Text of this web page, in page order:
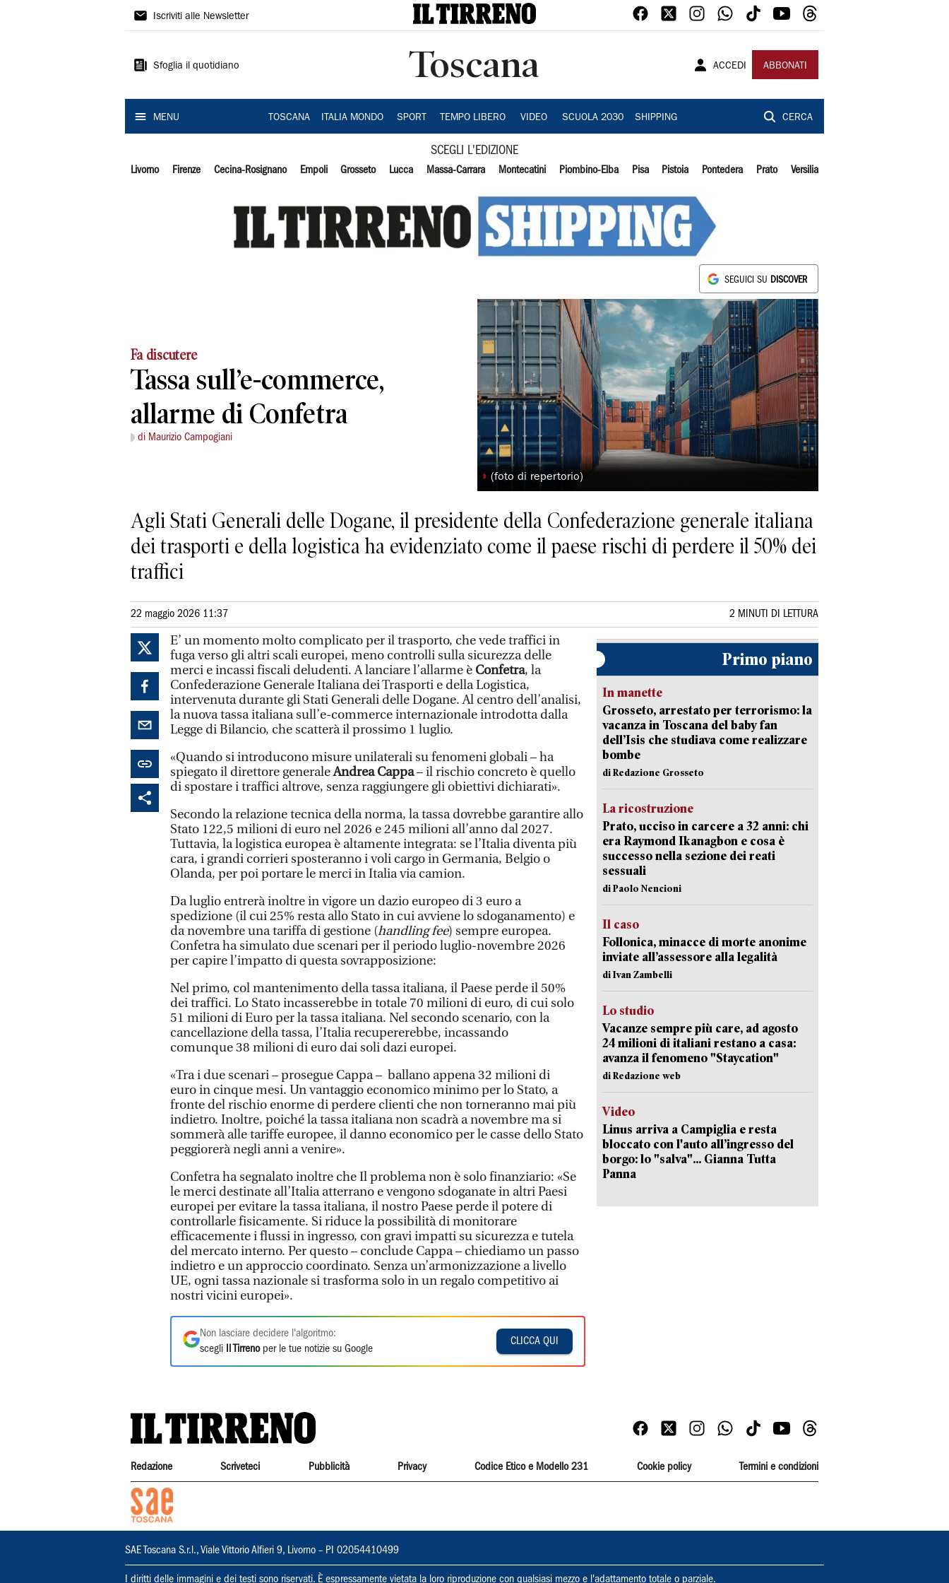
Il
Iscriviti alle Newsletter
Sfoglia il quotidiano Toscana ACCEDI ABBONATI
MENU TOSCANA ITALIA MONDO SPORT TEMPO LIBERO VIDEO SCUOLA 2030 SHIPPING CERCA
SCEGLI L'EDIZIONE
Livorno Firenze Cecina-Rosignano Empoli Grosseto Lucca Massa-Carrara Montecatini Piombino-Elba Pisa Pistoia Pontedera Prato Versilia
SEGUICI SU DISCOVER
Fa discutere
Tassa sull’e-commerce,
allarme di Confetra
di Maurizio Campogiani
◗ (foto di repertorio)
Agli Stati Generali delle Dogane, il presidente della Confederazione generale italiana
dei trasporti e della logistica ha evidenziato come il paese rischi di perdere il 50% dei
traffici
22 maggio 2026 11:37 2 MINUTI DI LETTURA
E’ un momento molto complicato per il trasporto, che vede traffici in
fuga verso gli altri scali europei, meno controlli sulla sicurezza delle
merci e incassi fiscali deludenti. A lanciare l’allarme è Confetra, la
Confederazione Generale Italiana dei Trasporti e della Logistica,
intervenuta durante gli Stati Generali delle Dogane. Al centro dell’analisi,
la nuova tassa italiana sull’e-commerce internazionale introdotta dalla
Legge di Bilancio, che scatterà il prossimo 1 luglio.
«Quando si introducono misure unilaterali su fenomeni globali – ha
spiegato il direttore generaleAndrea Cappa– il rischio concreto è quello
di spostare i traffici altrove, senza raggiungere gli obiettivi dichiarati».
Secondo la relazione tecnica della norma, la tassa dovrebbe garantire allo
Stato 122,5 milioni di euro nel 2026 e 245 milioni all’anno dal 2027.
Tuttavia, la logistica europea è altamente integrata: se l’Italia diventa più
cara, i grandi corrieri sposteranno i voli cargo in Germania, Belgio o
Olanda, per poi portare le merci in Italia via camion.
Da luglio entrerà inoltre in vigore un dazio europeo di 3 euro a
spedizione (il cui 25% resta allo Stato in cui avviene lo sdoganamento) e
da novembre una tariffa di gestione (handling fee) sempre europea.
Confetra ha simulato due scenari per il periodo luglio-novembre 2026
per capire l’impatto di questa sovrapposizione:
Nel primo, col mantenimento della tassa italiana, il Paese perde il 50%
dei traffici. Lo Stato incasserebbe in totale 70 milioni di euro, di cui solo
51 milioni di Euro per la tassa italiana. Nel secondo scenario, con la
cancellazione della tassa, l’Italia recupererebbe, incassando
comunque 38 milioni di euro dai soli dazi europei.
«Tra i due scenari – prosegue Cappa – ballano appena 32 milioni di
euro in cinque mesi. Un vantaggio economico minimo per lo Stato, a
fronte del rischio enorme di perdere clienti che non torneranno mai più
indietro. Inoltre, poiché la tassa italiana non scadrà a novembre ma si
sommerà alle tariffe europee, il danno economico per le casse dello Stato
peggiorerà negli anni a venire».
Confetra ha segnalato inoltre che Il problema non è solo finanziario: «Se
le merci destinate all’Italia atterrano e vengono sdoganate in altri Paesi
europei per evitare la tassa italiana, il nostro Paese perde il potere di
controllarle fisicamente. Si riduce la possibilità di monitorare
efficacemente i flussi in ingresso, con gravi impatti su sicurezza e tutela
del mercato interno. Per questo – conclude Cappa – chiediamo un passo
indietro e un approccio coordinato. Senza un’armonizzazione a livello
UE, ogni tassa nazionale si trasforma solo in un regalo competitivo ai
nostri vicini europei».
Non lasciare decidere l'algoritmo:
scegli
Il Tirrenoper le tue notizie su Google
CLICCA QUI
Primo piano
In manette
Grosseto, arrestato per terrorismo: la
vacanza in Toscana del baby fan
dell’Isis che studiava come realizzare
bombe
di Redazione Grosseto
La ricostruzione
Prato, ucciso in carcere a 32 anni: chi
era Raymond Ikanagbon e cosa è
successo nella sezione dei reati
sessuali
di Paolo Nencioni
Il caso
Follonica, minacce di morte anonime
inviate all’assessore alla legalità
di Ivan Zambelli
Lo studio
Vacanze sempre più care, ad agosto
24 milioni di italiani restano a casa:
avanza il fenomeno "Staycation"
di Redazione web
Video
Linus arriva a Campiglia e resta
bloccato con l'auto all’ingresso del
borgo: lo "salva"... Gianna Tutta
Panna
Redazione Scriveteci Pubblicità Privacy Codice Etico e Modello 231 Cookie policy Termini e condizioni
SAE Toscana S.r.l., Viale Vittorio Alfieri 9, Livorno – PI 02054410499
I diritti delle immagini e dei testi sono riservati. È espressamente vietata la loro riproduzione con qualsiasi mezzo e l'adattamento totale o parziale.